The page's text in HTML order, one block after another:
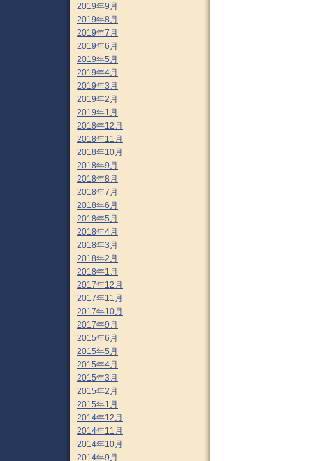
2019年9月
2019年8月
2019年7月
2019年6月
2019年5月
2019年4月
2019年3月
2019年2月
2019年1月
2018年12月
2018年11月
2018年10月
2018年9月
2018年8月
2018年7月
2018年6月
2018年5月
2018年4月
2018年3月
2018年2月
2018年1月
2017年12月
2017年11月
2017年10月
2017年9月
2015年6月
2015年5月
2015年4月
2015年3月
2015年2月
2015年1月
2014年12月
2014年11月
2014年10月
2014年9月